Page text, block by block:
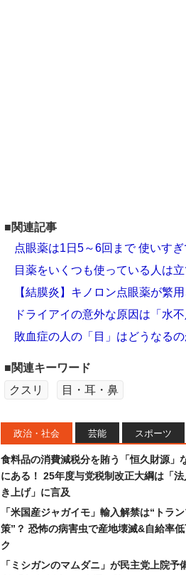
■関連記事
点眼薬は1日5～6回まで 使いす
目薬をいくつも使っている人は
【結膜炎】キノロン点眼薬が繁
ドライアイの意外な原因は「水
敗血症の人の「目」はどうなる
■関連キーワード
クスリ
目・耳・鼻
政治・社会 芸能 スポーツ
食料品の消費減税分を賄う「恒久財源」
にある！ 25年度与党税制改正大綱は「法
き上げ」に言及
「米国産ジャガイモ」輸入解禁は“トラ
策”？ 恐怖の病害虫で産地壊滅&自給率
ク
「ミシガンのマムダニ」が民主党上院予